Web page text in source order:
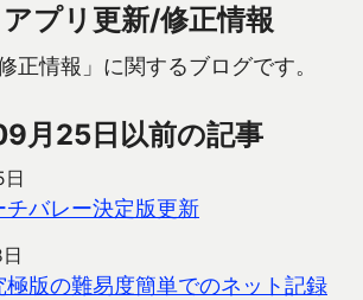
プリ更新/修正情報
正情報」に関するブログです。
月25日以前の記事
チバレー決定版更新
極版の難易度簡単でのネット記録